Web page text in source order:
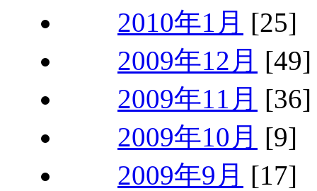
2010年1月 [25]
2009年12月 [49]
2009年11月 [36]
2009年10月 [9]
2009年9月 [17]